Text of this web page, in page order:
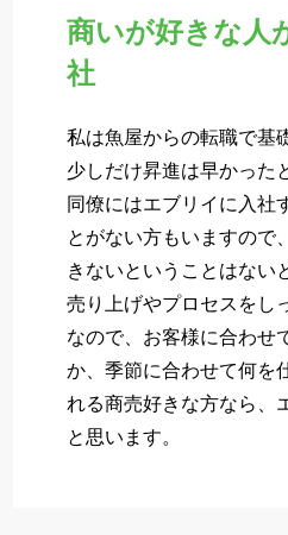
商いが好きな人
社
私は魚屋からの転職で基
少しだけ昇進は早かった
同僚にはエブリイに入社
とがない方もいますので
きないということはない
売り上げやプロセスをし
なので、お客様に合わせ
か、季節に合わせて何を
れる商売好きな方なら、
と思います。